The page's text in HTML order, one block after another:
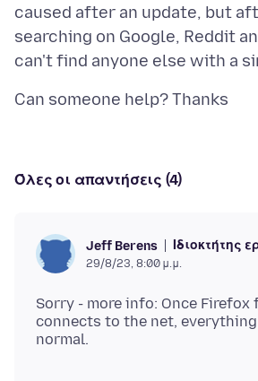
caused after an update, but
searching on Google, Reddit
Όλες οι απαντήσεις (4)
Jeff Berens Ιδιοκτήτης
29/8/23, 8:00 μ.μ.
Sorry - more info: Once Firefox
connects to the net,